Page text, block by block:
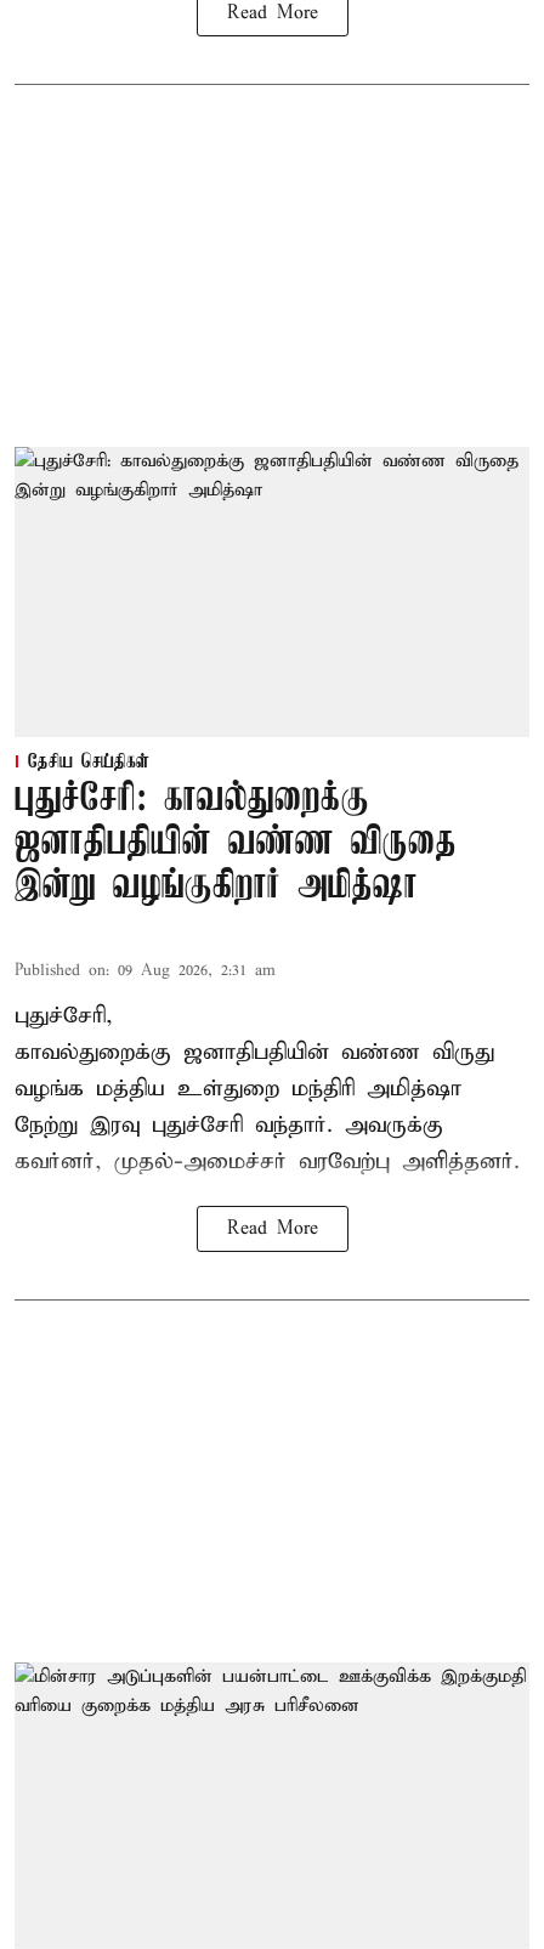
Read More
தேசிய செய்திகள்
புதுச்சேரி: காவல்துறைக்கு
ஜனாதிபதியின் வண்ண விருதை
இன்று வழங்குகிறார் அமித்ஷா
Published on: 09 Aug 2026, 2:31 am
புதுச்சேரி,
காவல்துறைக்கு ஜனாதிபதியின் வண்ண விருது
வழங்க மத்திய உள்துறை மந்திரி அமித்ஷா
நேற்று இரவு புதுச்சேரி வந்தார். அவருக்கு
கவர்னர், முதல்-அமைச்சர் வரவேற்பு அளித்தனர்.
Read More